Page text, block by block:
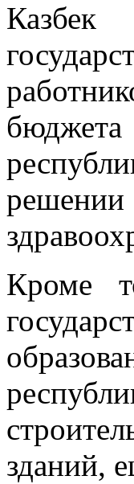
Казбек
бюджета
Кроме
зданий,